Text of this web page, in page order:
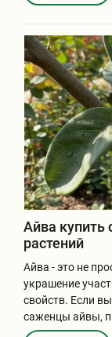
Айва
растений
Айва - это не
украшение
свойств. Если
саженцы айвы,